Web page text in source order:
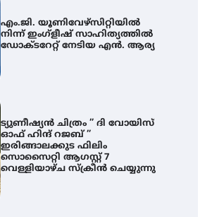
എം.ജി. യൂണിവേഴ്‌സിറ്റിയിൽ
നിന്ന് ഇംഗ്ളീഷ് സാഹിത്യത്തിൽ
ഡോക്ടറേറ്റ് നേടിയ എൻ. ആര്യ
ട്യുണീഷ്യൻ ചിത്രം ” ദി വോയിസ്
ഓഫ് ഹിന്ദ് റജബ് ”
ഇരിങ്ങാലക്കുട ഫിലിം
സൊസൈറ്റി ആഗസ്റ്റ് 7
വെള്ളിയാഴ്ച സ്‌ക്രീൻ ചെയ്യുന്നു